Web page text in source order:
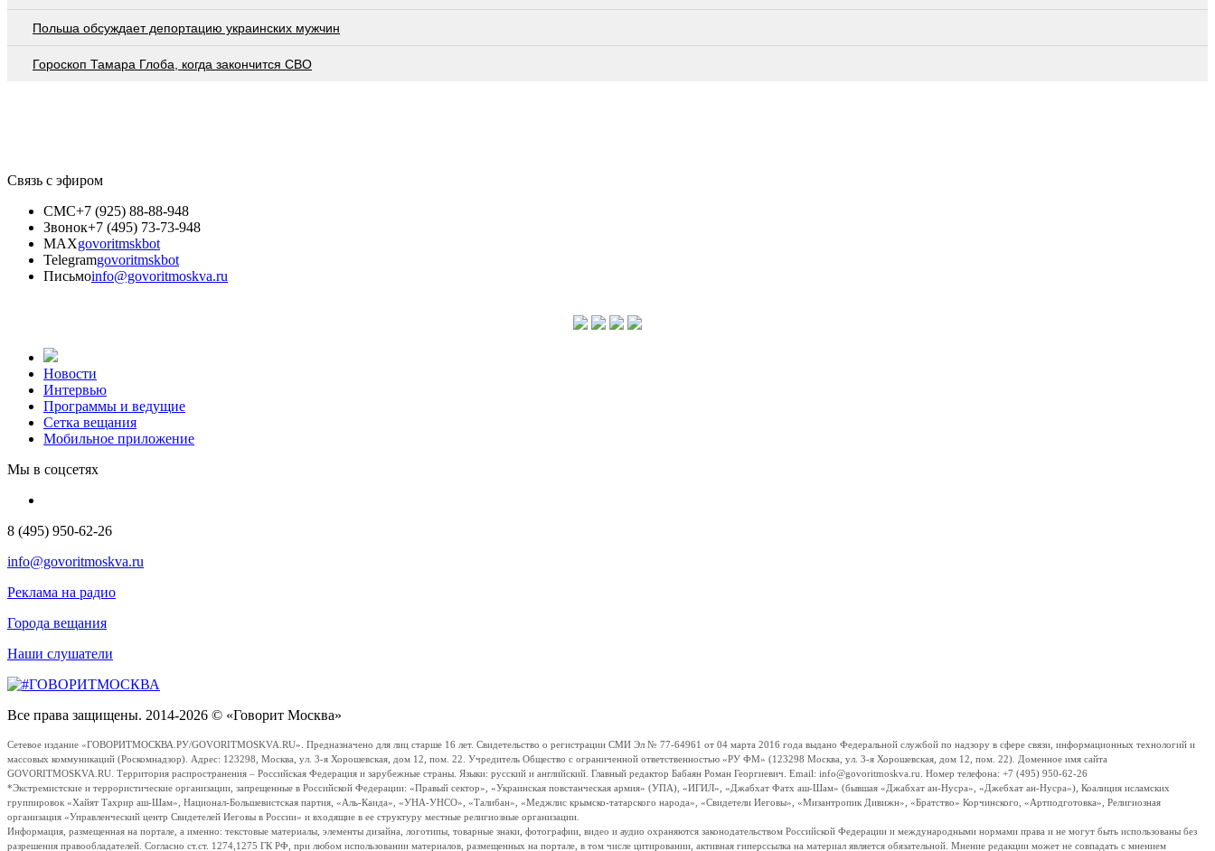
Польша обсуждает депортацию украинских мужчин
Гороскоп Тамара Глоба, когда закончится СВО
Связь с эфиром
СМС+7 (925) 88-88-948
Звонок+7 (495) 73-73-948
MAXgovoritmskbot
Telegramgovoritmskbot
Письмоinfo@govoritmoskva.ru
Новости
Интервью
Программы и ведущие
Сетка вещания
Мобильное приложение
Мы в соцсетях
8 (495) 950-62-26
info@govoritmoskva.ru
Реклама на радио
Города вещания
Наши слушатели
Все права защищены. 2014-2026 © «Говорит Москва»
Сетевое издание «ГОВОРИТМОСКВА.РУ/GOVORITMOSKVA.RU». Предназначено для лиц старше 16 лет. Свидетельство о регистрации СМИ Эл № 77-64961 от 04 марта 2016 года выдано Федеральной службой по надзору в сфере связи, информационных технологий и
массовых коммуникаций (Роскомнадзор). Адрес: 123298, Москва, ул. 3-я Хорошевская, дом 12, пом. 22. Учредитель Общество с ограниченной ответственностью «РУ ФМ» (123298 Москва, ул. 3-я Хорошевская, дом 12, пом. 22). Доменное имя сайта
GOVORITMOSKVA.RU. Территория распространения – Российская Федерация и зарубежные страны. Языки: русский и английский. Главный редактор Бабаян Роман Георгиевич. Email: info@govoritmoskva.ru. Номер телефона: +7 (495) 950-62-26
*Экстремистские и террористические организации, запрещенные в Российской Федерации: «Правый сектор», «Украинская повстанческая армия» (УПА), «ИГИЛ», «Джабхат Фатх аш-Шам» (бывшая «Джабхат ан-Нусра», «Джебхат ан-Нусра»), Коалиция исламских
группировок «Хайят Тахрир аш-Шам», Национал-Большевистская партия, «Аль-Каида», «УНА-УНСО», «Талибан», «Меджлис крымско-татарского народа», «Свидетели Иеговы», «Мизантропик Дивижн», «Братство» Корчинского, «Артподготовка», Религиозная
организация «Управленческий центр Свидетелей Иеговы в России» и входящие в ее структуру местные религиозные организации.
Информация, размещенная на портале, а именно: текстовые материалы, элементы дизайна, логотипы, товарные знаки, фотографии, видео и аудио охраняются законодательством Российской Федерации и международными нормами права и не могут быть использованы без
разрешения правообладателей. Согласно ст.ст. 1274,1275 ГК РФ, при любом использовании материалов, размещенных на портале, в том числе цитировании, активная гиперссылка на материал является обязательной. Мнение редакции может не совпадать с мнением